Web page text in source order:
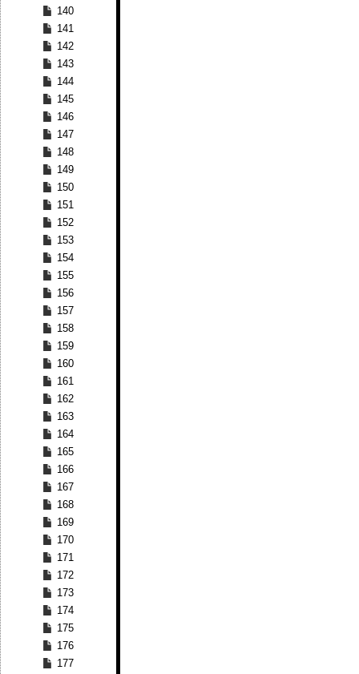
140
141
142
143
144
145
146
147
148
149
150
151
152
153
154
155
156
157
158
159
160
161
162
163
164
165
166
167
168
169
170
171
172
173
174
175
176
177